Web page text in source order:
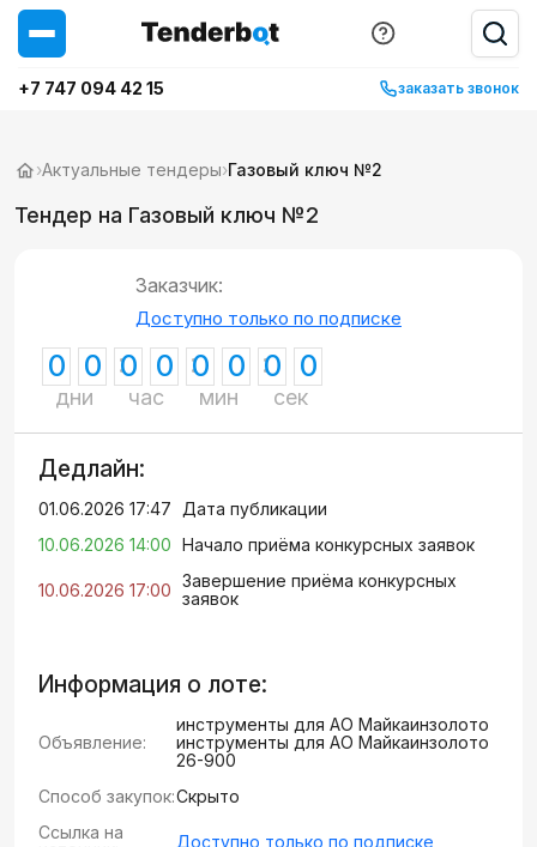
+7 747 094 42 15 заказать звонок
›Актуальные тендеры›Газовый ключ №2
Тендер на Газовый ключ №2
Заказчик:
Доступно только по подписке
0 0
дни
0 0
час
0 0
мин
0 0
сек
Дедлайн:
01.06.2026 17:47
Дата публикации
10.06.2026 14:00 Начало приёма конкурсных заявок
10.06.2026 17:00 Завершение приёма конкурсных
заявок
Информация о лоте:
Объявление:
инструменты для АО Майкаинзолото
инструменты для АО Майкаинзолото
26-900
Способ закупок:Скрыто
Ссылка на
Доступно только по подписке